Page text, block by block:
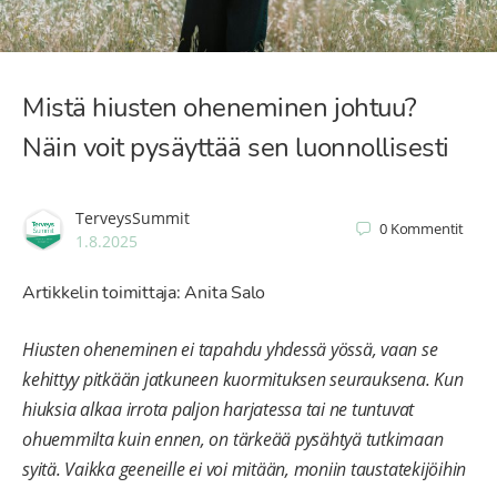
Mistä hiusten oheneminen johtuu?
Näin voit pysäyttää sen luonnollisesti
TerveysSummit
1.8.2025
0 Kommentit
Artikkelin toimittaja: Anita Salo
Hiusten oheneminen ei tapahdu yhdessä yössä, vaan se
kehittyy pitkään jatkuneen kuormituksen seurauksena. Kun
hiuksia alkaa irrota paljon harjatessa tai ne tuntuvat
ohuemmilta kuin ennen, on tärkeää pysähtyä tutkimaan
syitä. Vaikka geeneille ei voi mitään, moniin taustatekijöihin